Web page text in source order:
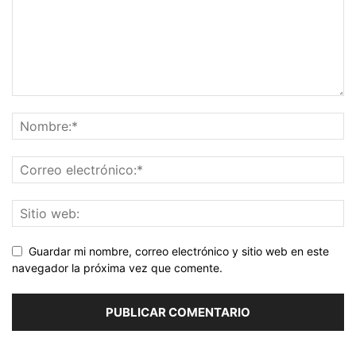
Guardar mi nombre, correo electrónico y sitio web en este
navegador la próxima vez que comente.